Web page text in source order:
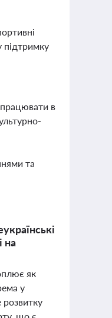
підтримку
в
та
на
як
у
розвитку